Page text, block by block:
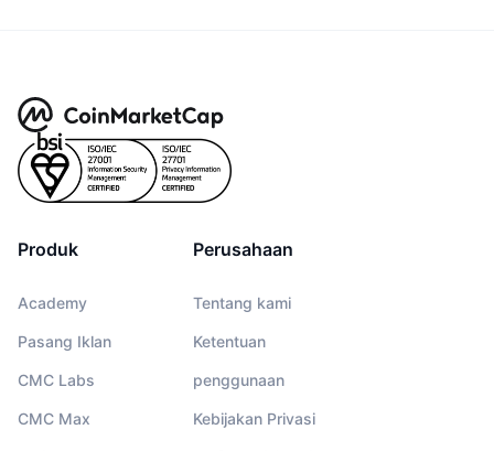
Produk
Academy
Pasang Iklan
CMC Labs
CMC Max
Perusahaan
Tentang kami
Ketentuan
penggunaan
Kebijakan Privasi